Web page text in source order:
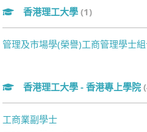
香港理工大學 (1)
管理及市場學(榮譽)工商管理學士
香港理工大學 - 香港專上學院
工商業副學士